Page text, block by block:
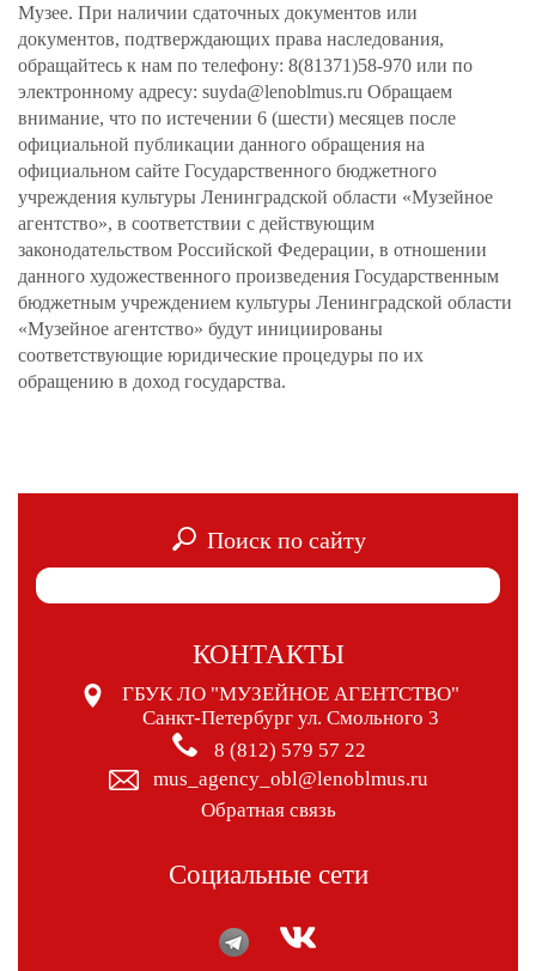
Музее. При наличии сдаточных документов или
документов, подтверждающих права наследования,
обращайтесь к нам по телефону: 8(81371)58-970 или по
электронному адресу: suyda@lenoblmus.ru Обращаем
внимание, что по истечении 6 (шести) месяцев после
официальной публикации данного обращения на
официальном сайте Государственного бюджетного
учреждения культуры Ленинградской области «Музейное
агентство», в соответствии с действующим
законодательством Российской Федерации, в отношении
данного художественного произведения Государственным
бюджетным учреждением культуры Ленинградской области
«Музейное агентство» будут инициированы
соответствующие юридические процедуры по их
обращению в доход государства.
Поиск по сайту
КОНТАКТЫ
ГБУК ЛО "МУЗЕЙНОЕ АГЕНТСТВО"
Санкт-Петербург ул. Смольного 3
8 (812) 579 57 22
mus_agency_obl@lenoblmus.ru
Обратная связь
Социальные сети